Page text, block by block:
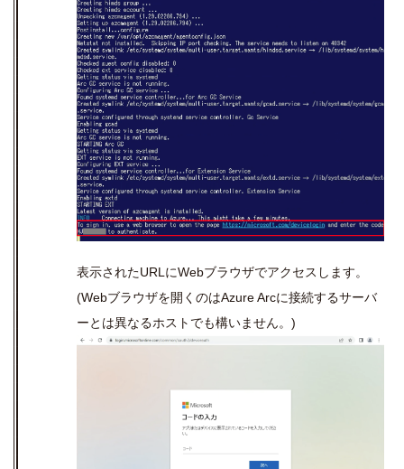
表示されたURLにWebブラウザでアクセスします。
(Webブラウザを開くのはAzure Arcに接続するサーバ
ーとは異なるホストでも構いません。 )